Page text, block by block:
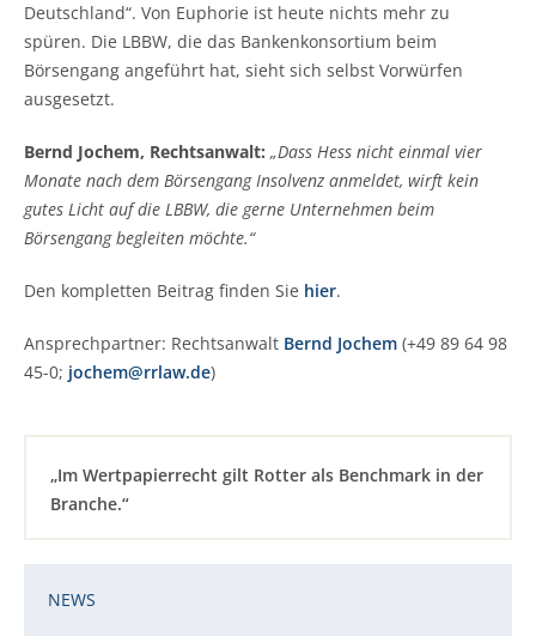
Deutschland“. Von Euphorie ist heute nichts mehr zu
spüren. Die LBBW, die das Bankenkonsortium beim
Börsengang angeführt hat, sieht sich selbst Vorwürfen
ausgesetzt.
Bernd Jochem, Rechtsanwalt: „Dass Hess nicht einmal vier
Monate nach dem Börsengang Insolvenz anmeldet, wirft kein
gutes Licht auf die LBBW, die gerne Unternehmen beim
Börsengang begleiten möchte.“
Den kompletten Beitrag finden Sie hier.
Ansprechpartner: Rechtsanwalt Bernd Jochem (+49 89 64 98
45-0; jochem@rrlaw.de)
„Im Wertpapierrecht gilt Rotter als Benchmark in der
Branche.“
NEWS